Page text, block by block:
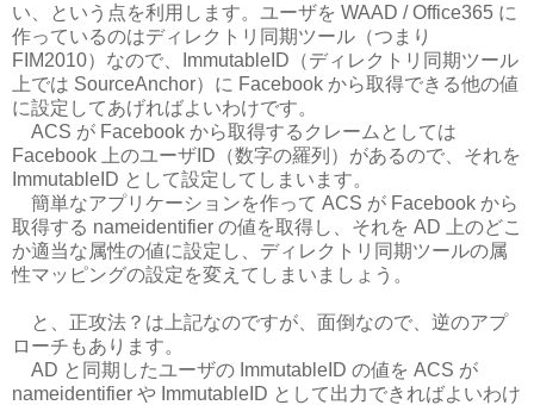
い、という点を利用します。ユーザを WAAD / Office365 に
作っているのはディレクトリ同期ツール（つまり
FIM2010）なので、ImmutableID（ディレクトリ同期ツール
上では SourceAnchor）に Facebook から取得できる他の値
に設定してあげればよいわけです。
ACS が Facebook から取得するクレームとしては
Facebook 上のユーザID（数字の羅列）があるので、それを
ImmutableID として設定してしまいます。
簡単なアプリケーションを作って ACS が Facebook から
取得する nameidentifier の値を取得し、それを AD 上のどこ
か適当な属性の値に設定し、ディレクトリ同期ツールの属
性マッピングの設定を変えてしまいましょう。
と、正攻法？は上記なのですが、面倒なので、逆のアプ
ローチもあります。
AD と同期したユーザの ImmutableID の値を ACS が
nameidentifier や ImmutableID として出力できればよいわけ